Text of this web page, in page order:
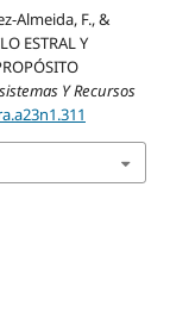
Almeida, F., &
ESTRAL Y
Y Recursos